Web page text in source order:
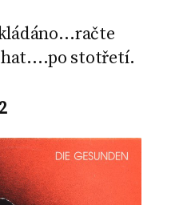
stotřetí.